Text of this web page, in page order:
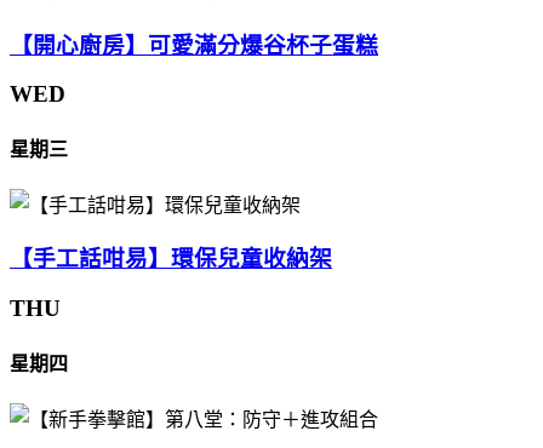
【開心廚房】可愛滿分爆谷杯子蛋糕
WED
星期三
【手工話咁易】環保兒童收納架
THU
星期四